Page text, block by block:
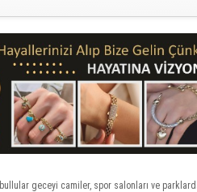
geceyi camiler, spor salonları ve